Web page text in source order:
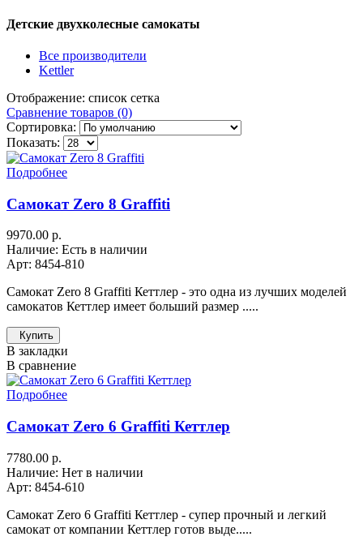
Детские двухколесные самокаты
Все производители
Kettler
Отображение: список сетка
Сравнение товаров (0)
Сортировка:
Показать:
Подробнее
Самокат Zero 8 Graffiti
9970.00 р.
Наличие: Есть в наличии
Арт: 8454-810
Самокат Zero 8 Graffiti Кеттлер - это одна из лучших моделей
самокатов Кеттлер имеет больший размер .....
Купить
В закладки
В сравнение
Подробнее
Самокат Zero 6 Graffiti Кеттлер
7780.00 р.
Наличие: Нет в наличии
Арт: 8454-610
Самокат Zero 6 Graffiti Кеттлер - супер прочный и легкий
самокат от компании Кеттлер готов выде.....